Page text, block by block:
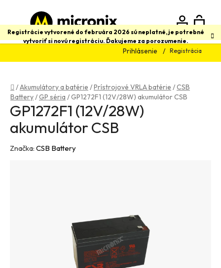
obsah
Registrácie vytvorené do februára 2026 sú neplatné, je potrebné
vytvoriť si novú registráciu. Ďakujeme za porozumenie.
Prihlásenie Registrácia
Hľadať
Domov
/Akumulátory a batérie /Prístrojové VRLA batérie /CSB
Battery/GP séria /GP1272F1 (12V/28W) akumulátor CSB
GP1272F1 (12V/28W)
akumulátor CSB
Značka: CSB Battery